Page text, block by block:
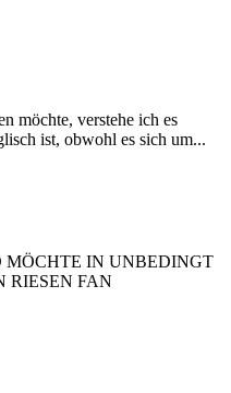
möchte, verstehe ich es
ist, obwohl es sich um...
MÖCHTE IN UNBEDINGT
RIESEN FAN